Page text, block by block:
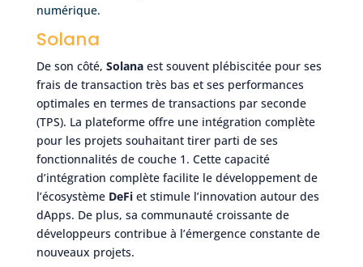
numérique.
Solana
De son côté, Solanaest souvent plébiscitée pour ses
frais de transaction très bas et ses performances
optimales en termes de transactions par seconde
(TPS). La plateforme offre une intégration complète
pour les projets souhaitant tirer parti de ses
fonctionnalités de couche 1. Cette capacité
d’intégration complète facilite le développement de
l’écosystème DeFiet stimule l’innovation autour des
dApps. De plus, sa communauté croissante de
développeurs contribue à l’émergence constante de
nouveaux projets.